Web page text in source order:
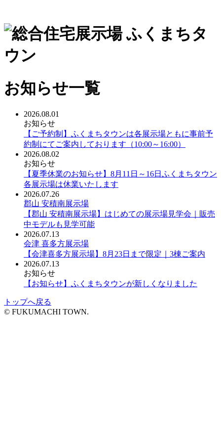
お知らせ一覧
2026.08.01
お知らせ
【ご予約制】ふくまちタウンは各展示場ともに事前予
約制にてご案内しております（10:00～16:00）
2026.08.02
お知らせ
【夏季休業のお知らせ】8月11日～16日ふくまちタウン
各展示場は休業いたします
2026.07.26
郡山 安積南展示場
【郡山 安積南展示場】はじめての展示場見学会｜販売
中モデルも見学可能
2026.07.13
会津 喜多方展示場
【会津喜多方展示場】8月23日まで限定｜3棟ご案内
2026.07.13
お知らせ
【お知らせ】ふくまちタウンが新しくなりました
トップへ戻る
© FUKUMACHI TOWN.